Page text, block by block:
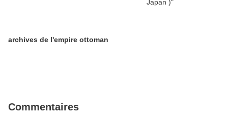
archives de l'empire ottoman
Commentaires